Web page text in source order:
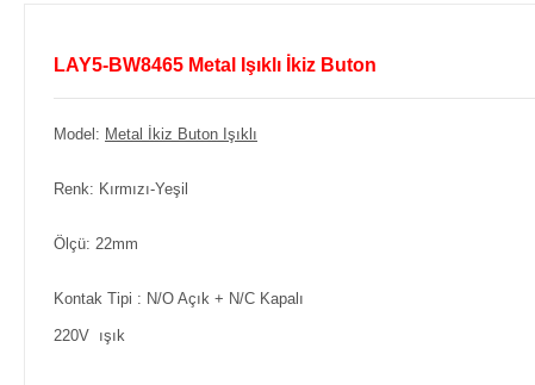
LAY5-BW8465 Metal Işıklı İkiz Buton
Model: Metal İkiz Buton Işıklı
Renk: Kırmızı-Yeşil
Ölçü: 22mm
Kontak Tipi : N/O Açık + N/C Kapalı
220V ışık